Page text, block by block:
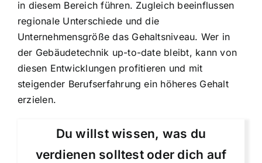
in diesem Bereich führen. Zugleich beeinflussen
regionale Unterschiede und die
Unternehmensgröße das Gehaltsniveau. Wer in
der Gebäudetechnik up-to-date bleibt, kann von
diesen Entwicklungen profitieren und mit
steigender Berufserfahrung ein höheres Gehalt
erzielen.
Du willst wissen, was du
verdienen solltest oder dich auf